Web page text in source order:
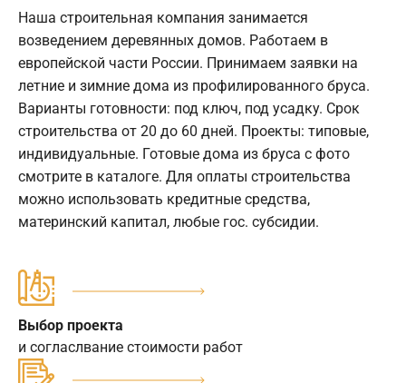
Наша строительная компания занимается
возведением деревянных домов. Работаем в
европейской части России. Принимаем заявки на
летние и зимние дома из профилированного бруса.
Варианты готовности: под ключ, под усадку. Срок
строительства от 20 до 60 дней. Проекты: типовые,
индивидуальные. Готовые дома из бруса с фото
смотрите в каталоге. Для оплаты строительства
можно использовать кредитные средства,
материнский капитал, любые гос. субсидии.
Выбор проекта
и согласлвание стоимости работ